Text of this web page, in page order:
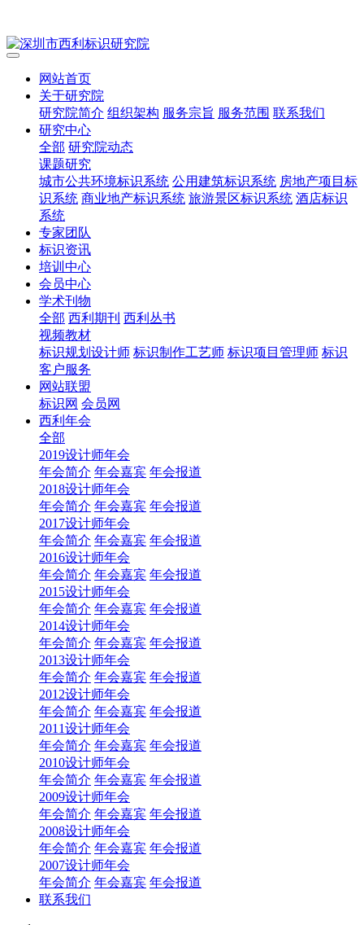
网站首页
关于研究院
研究院简介 组织架构 服务宗旨 服务范围 联系我们
研究中心
全部 研究院动态
课题研究
城市公共环境标识系统 公用建筑标识系统 房地产项目标
识系统 商业地产标识系统 旅游景区标识系统 酒店标识
系统
专家团队
标识资讯
培训中心
会员中心
学术刊物
全部 西利期刊 西利丛书
视频教材
标识规划设计师 标识制作工艺师 标识项目管理师 标识
客户服务
网站联盟
标识网 会员网
西利年会
全部
2019设计师年会
年会简介 年会嘉宾 年会报道
2018设计师年会
年会简介 年会嘉宾 年会报道
2017设计师年会
年会简介 年会嘉宾 年会报道
2016设计师年会
年会简介 年会嘉宾 年会报道
2015设计师年会
年会简介 年会嘉宾 年会报道
2014设计师年会
年会简介 年会嘉宾 年会报道
2013设计师年会
年会简介 年会嘉宾 年会报道
2012设计师年会
年会简介 年会嘉宾 年会报道
2011设计师年会
年会简介 年会嘉宾 年会报道
2010设计师年会
年会简介 年会嘉宾 年会报道
2009设计师年会
年会简介 年会嘉宾 年会报道
2008设计师年会
年会简介 年会嘉宾 年会报道
2007设计师年会
年会简介 年会嘉宾 年会报道
联系我们